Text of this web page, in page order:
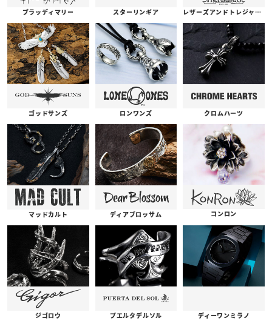
ブラッディマリー スターリンギア レザーズアンドトレジャーズ
ゴッドサンズ ロンワンズ クロムハーツ
マッドカルト ディアブロッサム コンロン
ジゴロウ プエルタデルソル ディーワンミラノ